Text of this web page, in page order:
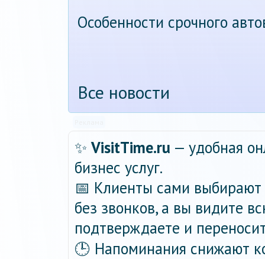
Особенности срочного
Все новости
✨ VisitTime.ru — удобная
бизнес услуг.
📅 Клиенты сами
без звонков, а вы видите
подтверждаете и
🕒 Напоминания снижают